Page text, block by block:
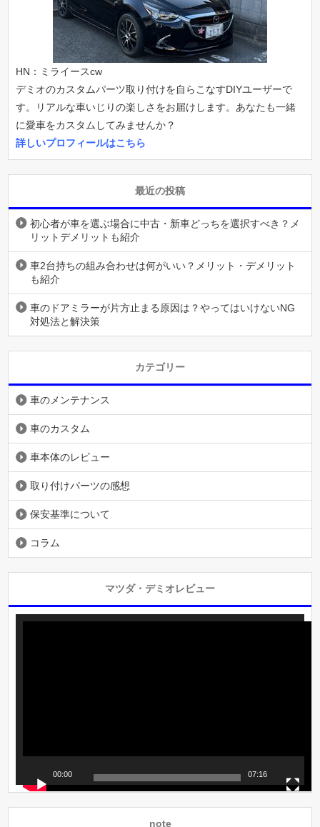
HN：ミライースcw
デミオのカスタムパーツ取り付けを自らこなすDIYユーザーで
す。リアルな車いじりの楽しさをお届けします。あなたも一緒
に愛車をカスタムしてみませんか？
詳しいプロフィールはこちら
最近の投稿
初心者が車を選ぶ場合に中古・新車どっちを選択すべき？メ
リットデメリットも紹介
車2台持ちの組み合わせは何がいい？メリット・デメリット
も紹介
車のドアミラーが片方止まる原因は？やってはいけないNG
対処法と解決策
カテゴリー
車のメンテナンス
車のカスタム
車本体のレビュー
取り付けパーツの感想
保安基準について
コラム
マツダ・デミオレビュー
動
00:00 07:16
note